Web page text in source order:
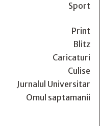
Sport
Print
Blitz
Caricaturi
Culise
Jurnalul Universitar
Omul saptamanii